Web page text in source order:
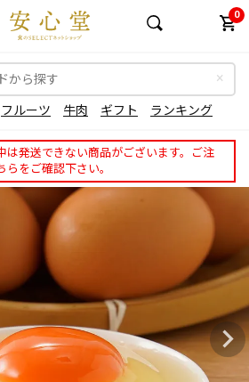
0
フルーツ 牛肉 ギフト ランキング
は発送できない商品がございます。ご注
らをご確認下さい。